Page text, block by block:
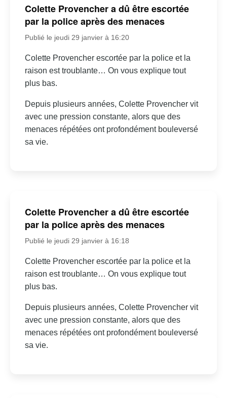
Colette Provencher a dû être escortée
par la police après des menaces
Publié le jeudi 29 janvier à 16:20
Colette Provencher escortée par la police et la
raison est troublante… On vous explique tout
plus bas.
Depuis plusieurs années, Colette Provencher vit
avec une pression constante, alors que des
menaces répétées ont profondément bouleversé
sa vie.
Colette Provencher a dû être escortée
par la police après des menaces
Publié le jeudi 29 janvier à 16:18
Colette Provencher escortée par la police et la
raison est troublante… On vous explique tout
plus bas.
Depuis plusieurs années, Colette Provencher vit
avec une pression constante, alors que des
menaces répétées ont profondément bouleversé
sa vie.